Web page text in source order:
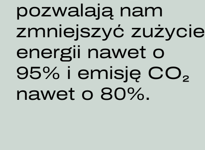
pozwalają nam
zmniejszyć zużycie
energii nawet o
95% i emisję CO₂
nawet o 80%.